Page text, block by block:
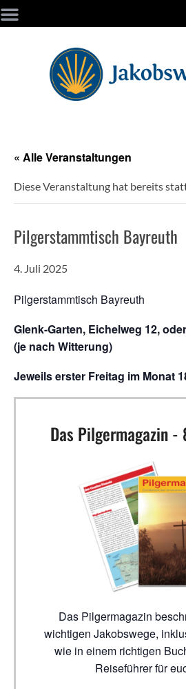
« Alle Veranstaltungen
Diese Veranstaltung hat bereits
Pilgerstammtisch Bayreuth
4. Juli 2025
Pilgerstammtisch Bayreuth
Glenk-Garten, Eichelweg 12,
(je nach Witterung)
Jeweils erster Freitag im Monat
Das Pilgermagazin -
Das Pilgermagazin beschreibt auf 80 Seiten alle
wichtigen Jakobswege,
wie in einem richtigen
Reiseführer für